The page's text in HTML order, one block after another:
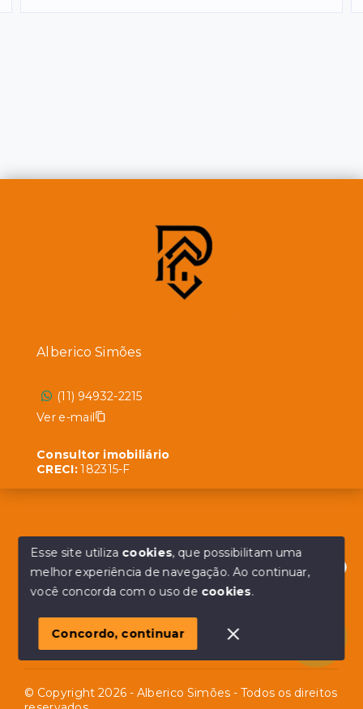
Olá! em posso ajudar?
Menu
Início
Sobre
Contato
© Copyright 2026 - Alberico Simões - Todos os direitos
Alberico Simões
(11) 94932-2215
Ver e-mail
Consultor imobiliário
CRECI:182315-F
Esse site utiliza cookies, que possibilitam uma
melhor experiência de navegação.Ao continuar,
você concorda com o uso de cookies.
Concordo, continuar